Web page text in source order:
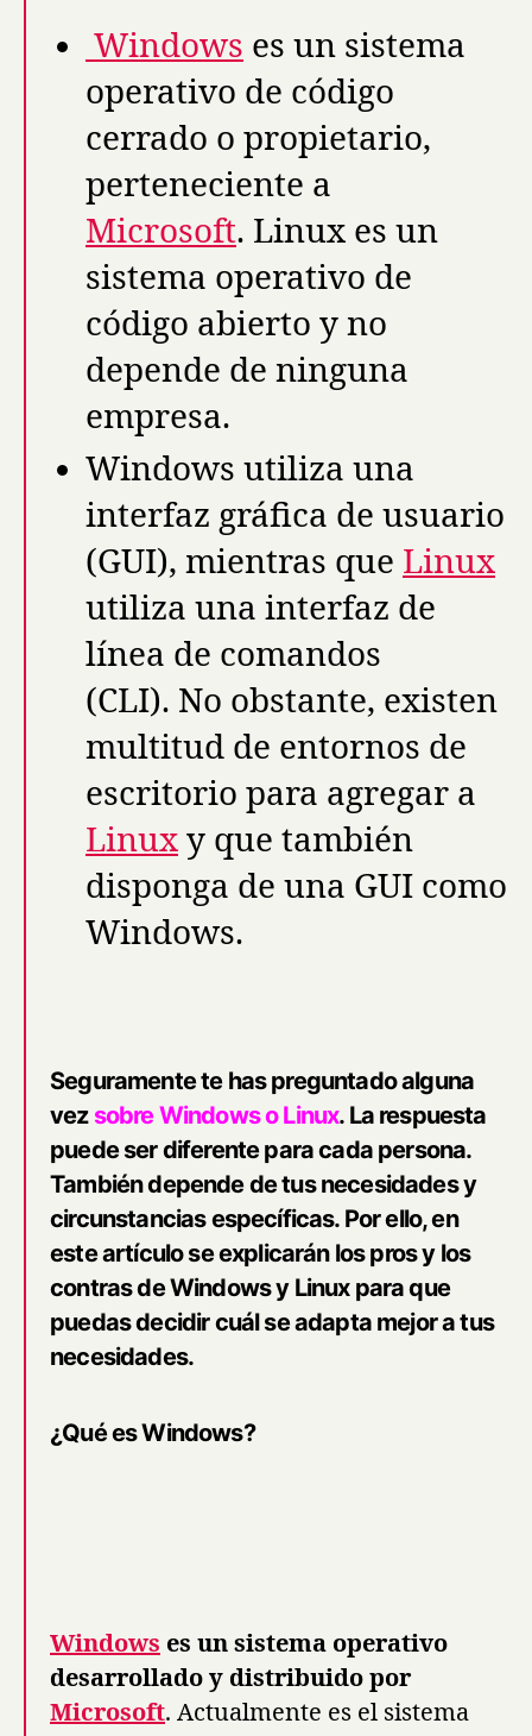
Windows es un sistema
operativo de código
cerrado o propietario,
perteneciente a
Microsoft. Linux es un
sistema operativo de
código abierto y no
depende de ninguna
empresa.
Windows utiliza una
interfaz gráfica de usuario
(GUI), mientras que Linux
utiliza una interfaz de
línea de comandos
(CLI). No obstante, existen
multitud de entornos de
escritorio para agregar a
Linux y que también
disponga de una GUI como
Windows.
Seguramente te has preguntado alguna
vez sobre Windows o Linux. La respuesta
puede ser diferente para cada persona.
También depende de tus necesidades y
circunstancias específicas. Por ello, en
este artículo se explicarán los pros y los
contras de Windows y Linux para que
puedas decidir cuál se adapta mejor a tus
necesidades.
¿Qué es Windows?
Windows es un sistema operativo
desarrollado y distribuido por
Microsoft. Actualmente es el sistema